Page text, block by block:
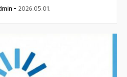
- 2026.05.01.